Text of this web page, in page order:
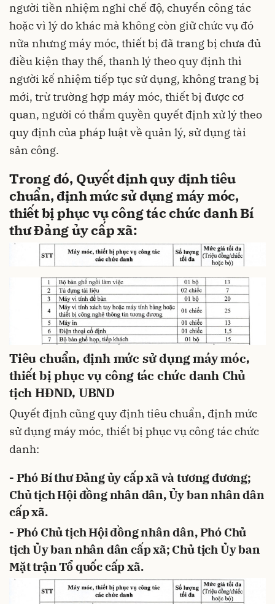
người tiền nhiệm nghỉ chế độ, chuyển công tác
hoặc vì lý do khác mà không còn giữ chức vụ đó
nữa nhưng máy móc, thiết bị đã trang bị chưa đủ
điều kiện thay thế, thanh lý theo quy định thì
người kế nhiệm tiếp tục sử dụng, không trang bị
mới, trừ trường hợp máy móc, thiết bị được cơ
quan, người có thẩm quyền quyết định xử lý theo
quy định của pháp luật về quản lý, sử dụng tài
sản công.
Trong đó, Quyết định quy định tiêu
chuẩn, định mức sử dụng máy móc,
thiết bị phục vụ công tác chức danh Bí
thư Đảng ủy cấp xã:
Tiêu chuẩn, định mức sử dụng máy móc,
thiết bị phục vụ công tác chức danh Chủ
tịch HĐND, UBND
Quyết định cũng quy định tiêu chuẩn, định mức
sử dụng máy móc, thiết bị phục vụ công tác chức
danh:
- Phó Bí thư Đảng ủy cấp xã và tương đương;
Chủ tịch Hội đồng nhân dân, Ủy ban nhân dân
cấp xã.
- Phó Chủ tịch Hội đồng nhân dân, Phó Chủ
tịch Ủy ban nhân dân cấp xã; Chủ tịch Ủy ban
Mặt trận Tổ quốc cấp xã.